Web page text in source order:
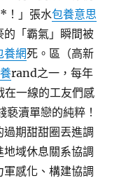
！」張水包養意思
的「霸氣」瞬間被
養網死。區（高新
rand之一，每年
在一線的工友們感
瀆單戀的純粹！
期甜甜圈丟進調
域休息關系協調
軍感化、構建協調